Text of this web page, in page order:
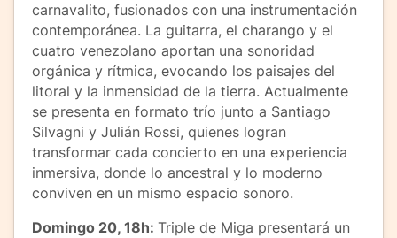
carnavalito, fusionados con una instrumentación
contemporánea. La guitarra, el charango y el
cuatro venezolano aportan una sonoridad
orgánica y rítmica, evocando los paisajes del
litoral y la inmensidad de la tierra. Actualmente
se presenta en formato trío junto a Santiago
Silvagni y Julián Rossi, quienes logran
transformar cada concierto en una experiencia
inmersiva, donde lo ancestral y lo moderno
conviven en un mismo espacio sonoro.
Domingo 20, 18h: Triple de Miga presentará un